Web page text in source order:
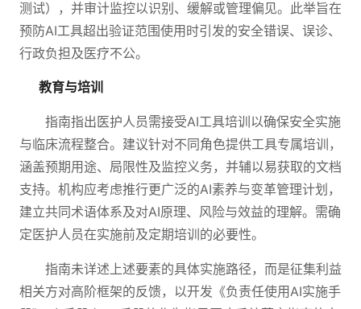
测试），并审计监控以识别、缓解或管理偏见。此举旨在
预防AI工具超出验证范围使用时引发的安全错误、误诊、
行政负担及医疗不公。
教育与培训
指南指出医护人员需接受AI工具培训以确保安全实施
与临床流程整合。建议针对不同角色提供工具专属培训，
涵盖预期用途、局限性及监控义务，并辅以易获取的文档
支持。机构应考虑推行更广泛的AI素养与变革管理计划，
建立共同术语体系及对AI原理、风险与效益的理解。需确
定医护人员在实施前及定期培训的必要性。
指南未详述上述要素的具体实施路径，而是征集利益
相关方对高阶框架的反馈，以开发《负责任使用AI实施手